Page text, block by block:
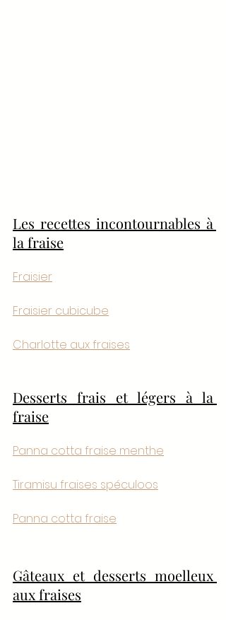
Les recettes incontournables à
la fraise
Fraisier
Fraisier cubicube
Charlotte aux fraises
Desserts frais et légers à la
fraise
Panna cotta fraise menthe
Tiramisu fraises spéculoos
Panna cotta fraise
Gâteaux et desserts moelleux
aux fraises